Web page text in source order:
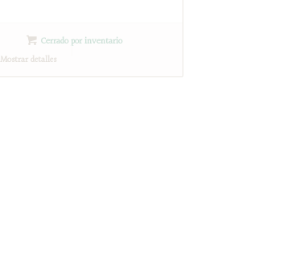
Cerrado por inventario
Mostrar detalles